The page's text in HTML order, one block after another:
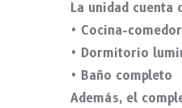
La unidad cuenta
• Cocina-comedor
• Dormitorio
• Baño completo
Además, el